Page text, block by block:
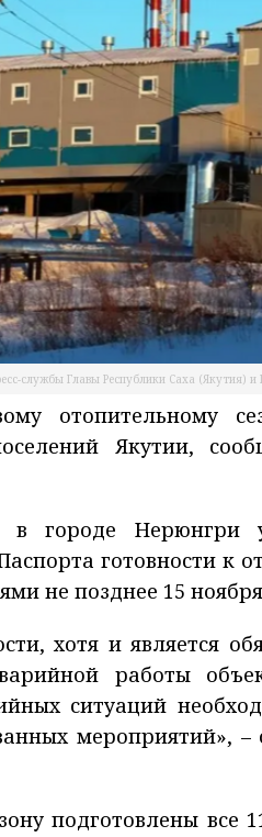
службы Главы Республики Саха (Якутия) и
отопительному
Якутии,
в городе Нерюнгри
готовности к
не позднее 15
хотя и является
работы
ситуаций
мероприятий»,
подготовлены все